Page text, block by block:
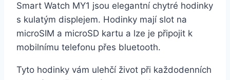
Smart Watch MY1 jsou elegantní chytré hodinky
s kulatým displejem. Hodinky mají slot na
microSIM a microSD kartu a lze je připojit k
mobilnímu telefonu přes bluetooth.
Tyto hodinky vám ulehčí život při každodenních